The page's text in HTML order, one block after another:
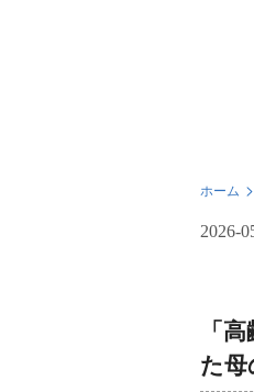
ホーム
2026-
「
た母